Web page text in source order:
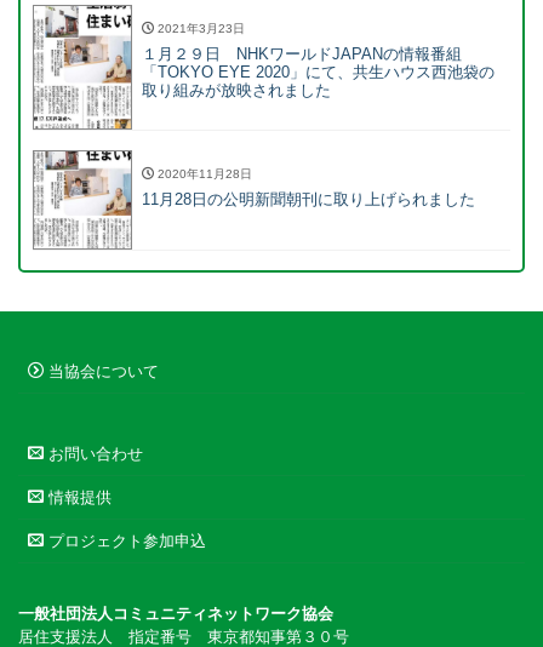
2021年3月23日
１月２９日 NHKワールドJAPANの情報番組
「TOKYO EYE 2020」にて、共生ハウス西池袋の
取り組みが放映されました
2020年11月28日
11月28日の公明新聞朝刊に取り上げられました
当協会について
お問い合わせ
情報提供
プロジェクト参加申込
一般社団法人コミュニティネットワーク協会
居住支援法人 指定番号 東京都知事第３０号